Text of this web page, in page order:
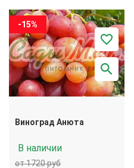
-15%
Виноград Анюта
В наличии
от 1720 руб